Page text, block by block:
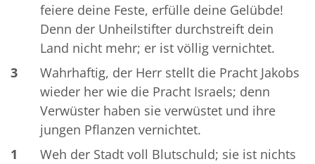
feiere deine Feste, erfülle deine Gelübde!
Denn der Unheilstifter durchstreift dein
Land nicht mehr; er ist völlig vernichtet.
3
Wahrhaftig, der Herr stellt die Pracht Jakobs
wieder her wie die Pracht Israels; denn
Verwüster haben sie verwüstet und ihre
jungen Pflanzen vernichtet.
1
Weh der Stadt voll Blutschuld; sie ist nichts